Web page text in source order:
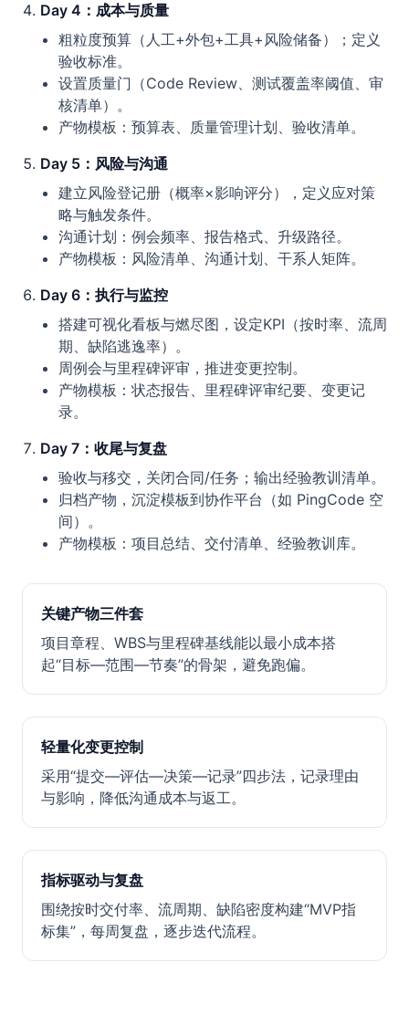
Day 4：成本与质量
粗粒度预算（人工+外包+工具+风险储备）；定义
验收标准。
设置质量门（Code Review、测试覆盖率阈值、审
核清单）。
产物模板：预算表、质量管理计划、验收清单。
Day 5：风险与沟通
建立风险登记册（概率×影响评分），定义应对策
略与触发条件。
沟通计划：例会频率、报告格式、升级路径。
产物模板：风险清单、沟通计划、干系人矩阵。
Day 6：执行与监控
搭建可视化看板与燃尽图，设定KPI（按时率、流周
期、缺陷逃逸率）。
周例会与里程碑评审，推进变更控制。
产物模板：状态报告、里程碑评审纪要、变更记
录。
Day 7：收尾与复盘
验收与移交，关闭合同/任务；输出经验教训清单。
归档产物，沉淀模板到协作平台（如 PingCode 空
间）。
产物模板：项目总结、交付清单、经验教训库。
关键产物三件套
项目章程、WBS与里程碑基线能以最小成本搭
起“目标—范围—节奏”的骨架，避免跑偏。
轻量化变更控制
采用“提交—评估—决策—记录”四步法，记录理由
与影响，降低沟通成本与返工。
指标驱动与复盘
围绕按时交付率、流周期、缺陷密度构建“MVP指
标集”，每周复盘，逐步迭代流程。